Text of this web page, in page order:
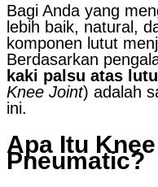
Bagi Anda yang
lebih baik, natural,
komponen lutut
Berdasarkan
kaki palsu atas
Knee Joint) adalah
ini.
Apa Itu
Pneumatic?